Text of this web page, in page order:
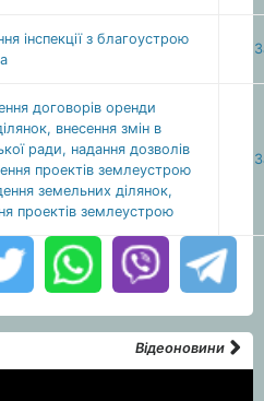
інспекції з благоустрою
договорів оренди
внесення змін в
ради, надання дозволів
проектів землеустрою
земельних ділянок,
проектів землеустрою
Відеоновини